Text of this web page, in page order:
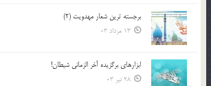
برجسته ترين شعار مهدويت (2)
13 مرداد 03
ابزارهاي برگزيده آخر الزماني شيطان!
28 تیر 03